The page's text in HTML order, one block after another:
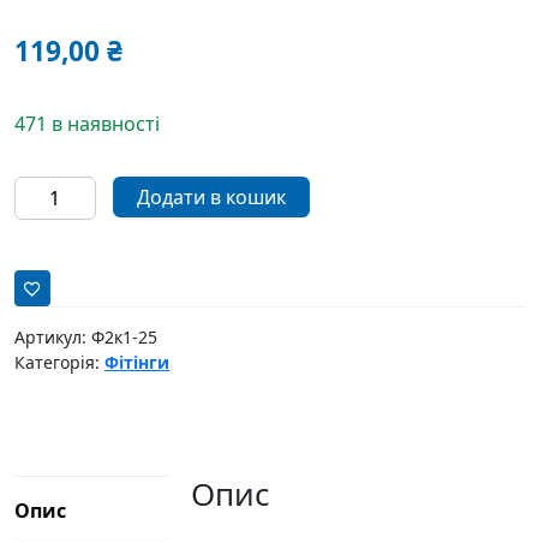
119,00₴
471 в наявності
Коліно
Aqua
1"BB
кількість
Додати в кошик
Артикул: Ф2к1-25
Категорія: Фітінги
Опис Опис